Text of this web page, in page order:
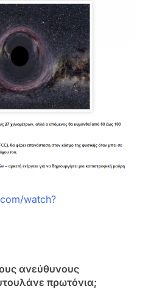
watch?
ανεύθυνους
πρωτόνια;